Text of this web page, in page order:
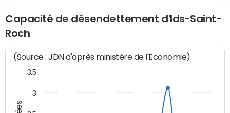
Capacité de désendettement d'Ids-Saint-
Roch
(Source : JDN d'après ministère de l'Economie)
3
3,5